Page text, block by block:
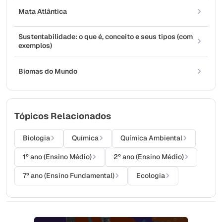
Mata Atlântica
Sustentabilidade: o que é, conceito e seus tipos (com
exemplos)
Biomas do Mundo
Tópicos Relacionados
Biologia Química Química Ambiental
1º ano (Ensino Médio) 2º ano (Ensino Médio)
7º ano (Ensino Fundamental) Ecologia